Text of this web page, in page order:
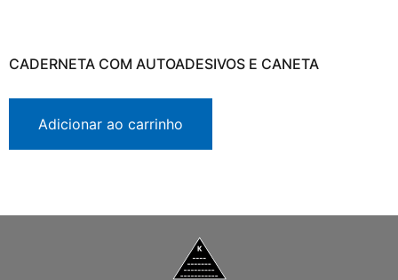
CADERNETA COM AUTOADESIVOS E CANETA
Adicionar ao carrinho